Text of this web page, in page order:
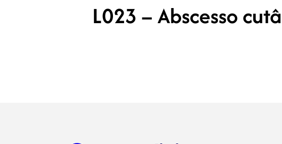
L023 – Abscesso